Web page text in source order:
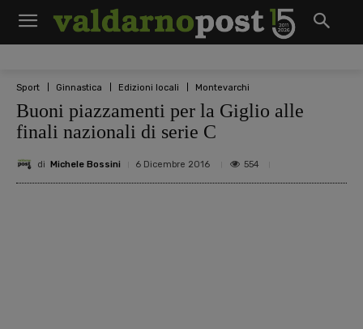
Sport Ginnastica Edizioni locali Montevarchi
Buoni piazzamenti per la Giglio alle
finali nazionali di serie C
di Michele Bossini 6 Dicembre 2016 554